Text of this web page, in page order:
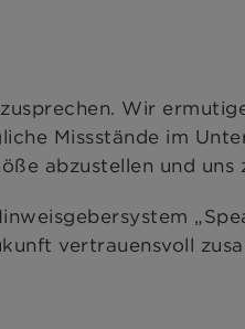
Wir
Missstände im
abzustellen und uns
vertrauensvoll